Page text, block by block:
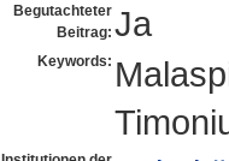
Begutachteter
Beitrag: Ja
Keywords: